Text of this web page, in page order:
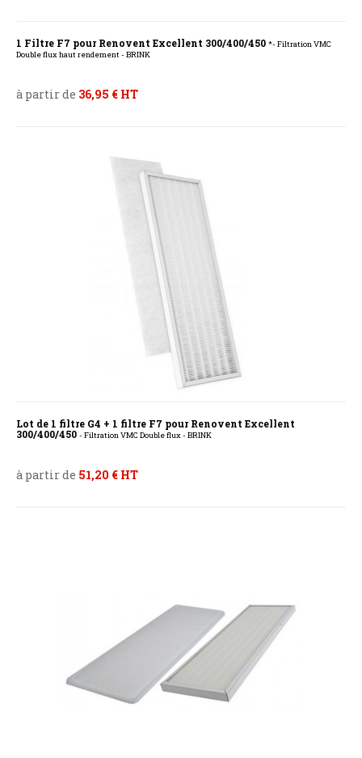
1 Filtre F7 pour Renovent Excellent 300/400/450 *- Filtration VMC
Double flux haut rendement - BRINK
à partir de 36,95 € HT
Lot de 1 filtre G4 + 1 filtre F7 pour Renovent Excellent
300/400/450 - Filtration VMC Double flux - BRINK
à partir de 51,20 € HT